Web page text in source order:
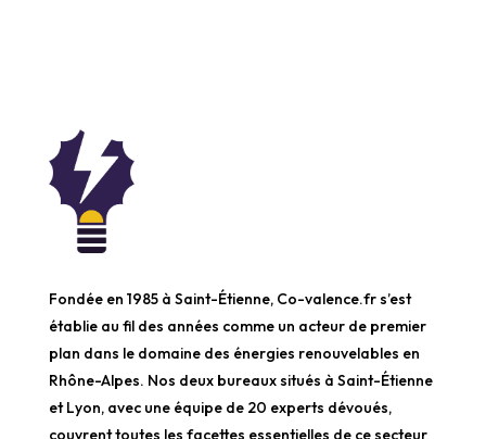
Fondée en 1985 à Saint-Étienne, Co-valence.fr s’est
établie au fil des années comme un acteur de premier
plan dans le domaine des énergies renouvelables en
Rhône-Alpes. Nos deux bureaux situés à Saint-Étienne
et Lyon, avec une équipe de 20 experts dévoués,